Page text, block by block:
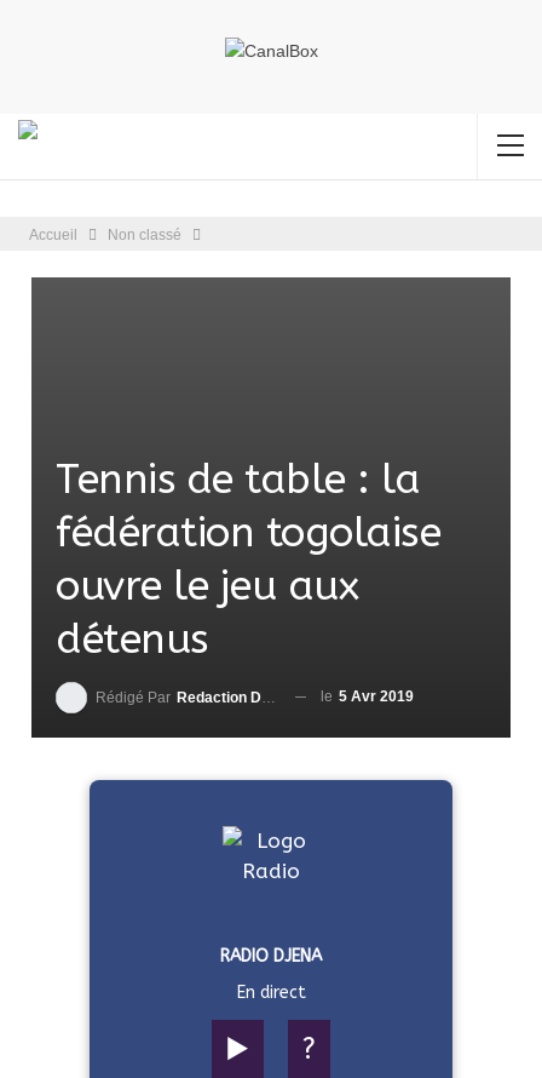
Accueil Non classé
Tennis de table : la
fédération togolaise
ouvre le jeu aux
détenus
Rédigé Par Redaction DjenaSport le 5 Avr 2019
RADIO DJENA
En direct
▶️ ?